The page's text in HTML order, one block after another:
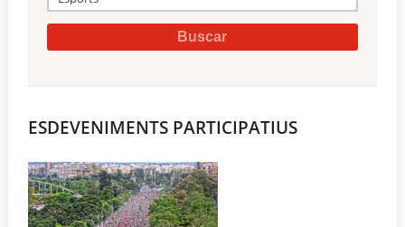
ESDEVENIMENTS PARTICIPATIUS